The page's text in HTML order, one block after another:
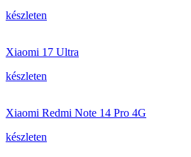
készleten
Xiaomi 17 Ultra
készleten
Xiaomi Redmi Note 14 Pro 4G
készleten